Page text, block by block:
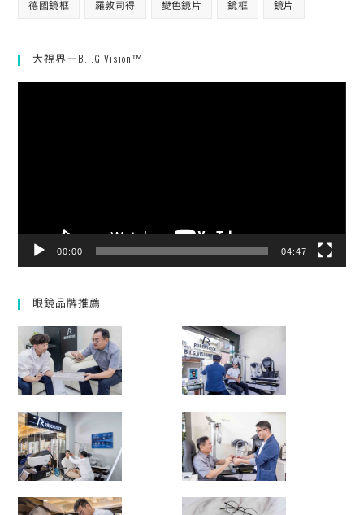
德國鏡框 羅敦司得 變色鏡片 鏡框 鏡片
大視界－B.I.G Vision™
00:00 04:47
眼鏡品牌推薦